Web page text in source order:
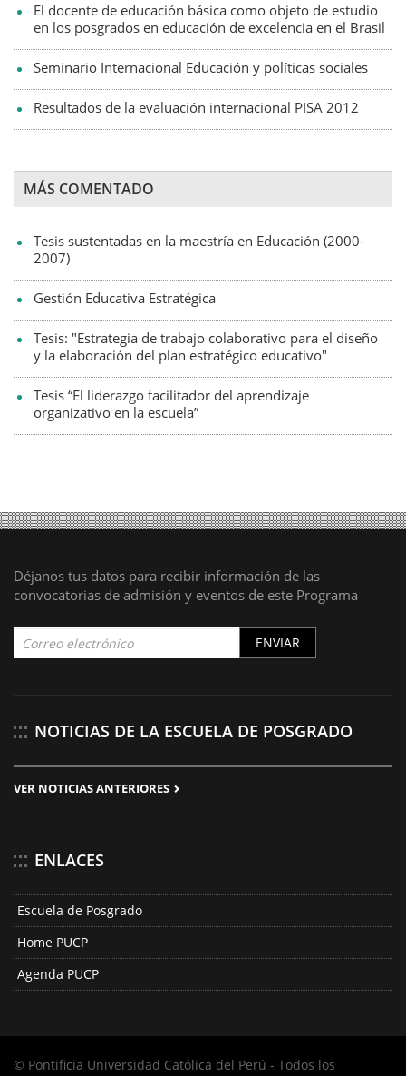
El docente de educación básica como objeto de estudio
en los posgrados en educación de excelencia en el Brasil
Seminario Internacional Educación y políticas sociales
Resultados de la evaluación internacional PISA 2012
MÁS COMENTADO
Tesis sustentadas en la maestría en Educación (2000-
2007)
Gestión Educativa Estratégica
Tesis: "Estrategia de trabajo colaborativo para el diseño
y la elaboración del plan estratégico educativo"
Tesis “El liderazgo facilitador del aprendizaje
organizativo en la escuela”
Déjanos tus datos para recibir información de las
convocatorias de admisión y eventos de este Programa
ENVIAR
NOTICIAS DE LA ESCUELA DE POSGRADO
VER NOTICIAS ANTERIORES
ENLACES
Escuela de Posgrado
Home PUCP
Agenda PUCP
© Pontificia Universidad Católica del Perú - Todos los